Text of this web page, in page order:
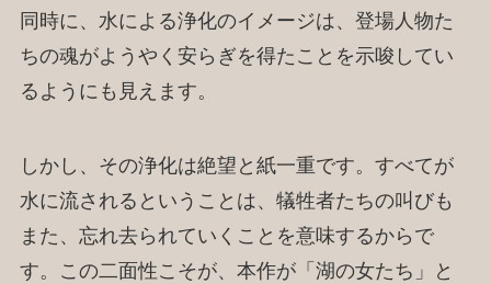
同時に、水による浄化のイメージは、登場人物た
ちの魂がようやく安らぎを得たことを示唆してい
るようにも見えます。
しかし、その浄化は絶望と紙一重です。すべてが
水に流されるということは、犠牲者たちの叫びも
また、忘れ去られていくことを意味するからで
す。この二面性こそが、本作が「湖の女たち」と